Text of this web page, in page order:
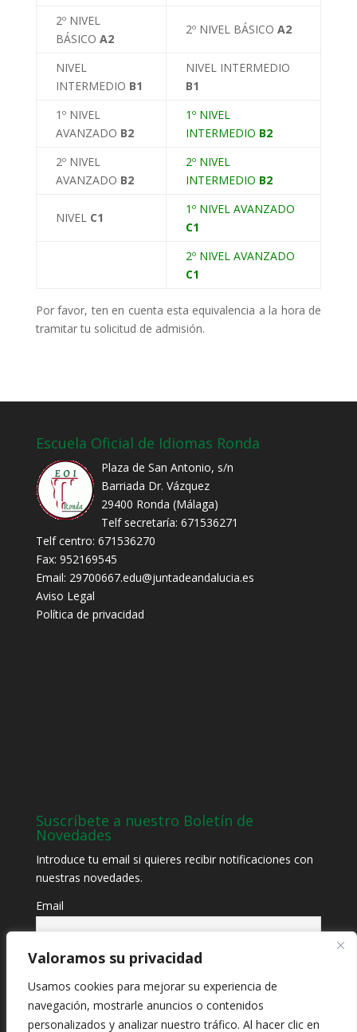
Valoramos su privacidad
Usamos cookies para mejorar su experiencia de
navegación, mostrarle anuncios o contenidos
personalizados y analizar nuestro tráfico. Al hacer clic en
2º NIVEL
BÁSICO A2
2º NIVEL BÁSICO A2
NIVEL
INTERMEDIO B1
NIVEL INTERMEDIO
B1
1º NIVEL
AVANZADO B2
1º NIVEL
INTERMEDIO B2
2º NIVEL
AVANZADO B2
2º NIVEL
INTERMEDIO B2
NIVEL C1
1º NIVEL AVANZADO
C1
2º NIVEL AVANZADO
C1
Por favor, ten en cuenta esta equivalencia a la hora de
tramitar tu solicitud de admisión.
Escuela Oficial de Idiomas Ronda
Plaza de San Antonio, s/n
Barriada Dr. Vázquez
29400 Ronda (Málaga)
Telf secretaría: 671536271
Telf centro: 671536270
Fax: 952169545
Email: 29700667.edu@juntadeandalucia.es
Aviso Legal
Política de privacidad
Suscríbete a nuestro Boletín de
Novedades
Introduce tu email si quieres recibir notificaciones con
nuestras novedades.
Email